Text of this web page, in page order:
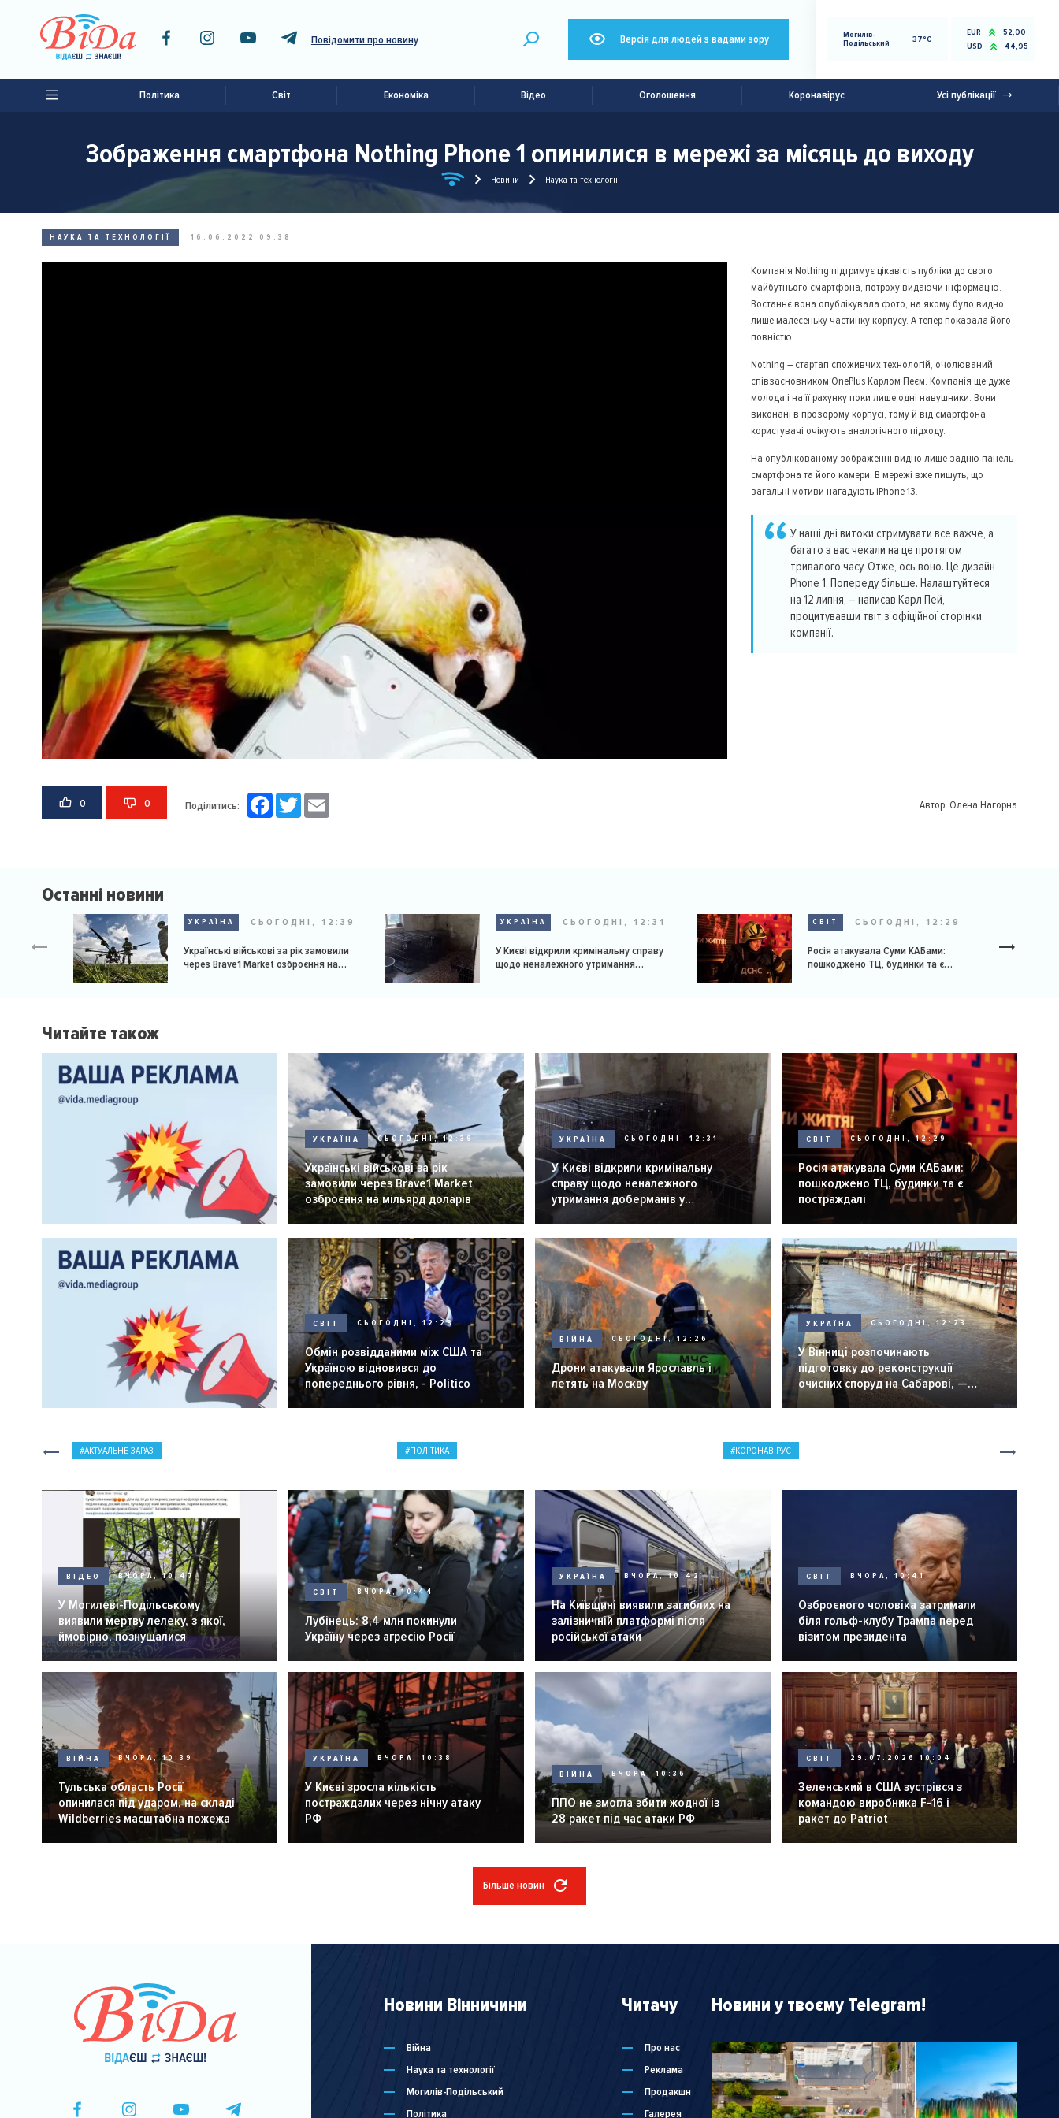
Повідомити про новину Версія для людей з вадами зору
Могилів-
Подільський
37°C
EUR
52,00
USD
44,95
Політика Світ Економіка Відео Оголошення Коронавірус Усі публікації
Зображення смартфона Nothing Phone 1 опинилися в мережі за місяць до виходу
Новини Наука та технології
НАУКА ТА ТЕХНОЛОГІЇ 16.06.2022 09:38
Компанія Nothing підтримує цікавість публіки до свого
майбутнього смартфона, потроху видаючи інформацію.
Востаннє вона опублікувала фото, на якому було видно
лише малесеньку частинку корпусу. А тепер показала його
повністю.
Nothing – стартап споживчих технологій, очолюваний
співзасновником OnePlus Карлом Пеєм. Компанія ще дуже
молода і на її рахунку поки лише одні навушники. Вони
виконані в прозорому корпусі, тому й від смартфона
користувачі очікують аналогічного підходу.
На опублікованому зображенні видно лише задню панель
смартфона та його камери. В мережі вже пишуть, що
загальні мотиви нагадують iPhone 13.
У наші дні витоки стримувати все важче, а
багато з вас чекали на це протягом
тривалого часу. Отже, ось воно. Це дизайн
Phone 1. Попереду більше. Налаштуйтеся
на 12 липня, – написав Карл Пей,
процитувавши твіт з офіційної сторінки
компанії.
0 0 Поділитись: FacebookTwitter Автор: Олена Нагорна
Останні новини
УКРАЇНА СЬОГОДНІ, 12:39
Українські військові за рік замовили
через Brave1 Market озброєння на
УКРАЇНА СЬОГОДНІ, 12:31
У Києві відкрили кримінальну справу
щодо неналежного утримання
СВІТ СЬОГОДНІ, 12:29
Росія атакувала Суми КАБами:
пошкоджено ТЦ, будинки та є
Читайте також
УКРАЇНА СЬОГОДНІ, 12:39
Українські військові за рік
замовили через Brave1 Market
озброєння на мільярд доларів
УКРАЇНА СЬОГОДНІ, 12:31
У Києві відкрили кримінальну
справу щодо неналежного
утримання доберманів у
розпліднику
СВІТ СЬОГОДНІ, 12:29
Росія атакувала Суми КАБами:
пошкоджено ТЦ, будинки та є
постраждалі
СВІТ СЬОГОДНІ, 12:28
Обмін розвідданими між США та
Україною відновився до
попереднього рівня, - Politico
ВІЙНА СЬОГОДНІ, 12:26
Дрони атакували Ярославль і
летять на Москву
УКРАЇНА СЬОГОДНІ, 12:23
У Вінниці розпочинають
підготовку до реконструкції
очисних споруд на Сабарові, —
мер Вінниці.
АКТУАЛЬНЕ ЗАРАЗ ПОЛІТИКА КОРОНАВІРУС
ВІДЕО ВЧОРА, 10:47
У Могилеві-Подільському
виявили мертву лелеку, з якої,
ймовірно, познущалися
СВІТ ВЧОРА, 10:44
Лубінець: 8,4 млн покинули
Україну через агресію Росії
УКРАЇНА ВЧОРА, 10:42
На Київщині виявили загиблих на
залізничній платформі після
російської атаки
СВІТ ВЧОРА, 10:41
Озброєного чоловіка затримали
біля гольф-клубу Трампа перед
візитом президента
ВІЙНА ВЧОРА, 10:39
Тульська область Росії
опинилася під ударом, на складі
Wildberries масштабна пожежа
УКРАЇНА ВЧОРА, 10:38
У Києві зросла кількість
постраждалих через нічну атаку
РФ
ВІЙНА ВЧОРА, 10:36
ППО не змогла збити жодної із
28 ракет під час атаки РФ
СВІТ 29.07.2026 10:04
Зеленський в США зустрівся з
командою виробника F-16 і
ракет до Patriot
Більше новин
Новини Вінничини
Війна
Наука та технології
Могилів-Подільський
Політика
Читачу
Про нас
Реклама
Продакшн
Галерея
Новини у твоєму Telegram!